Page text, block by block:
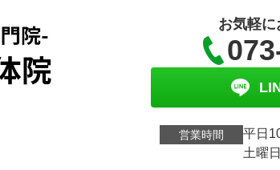
お気軽
営業時間
平日
土曜